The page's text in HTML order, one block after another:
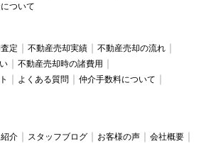
ついて
定 不動産売却実績
不動産売却の流れ
不動産売却時の諸費用
よくある質問
仲介手数料について
介 スタッフブログ お客様の声
会社概要